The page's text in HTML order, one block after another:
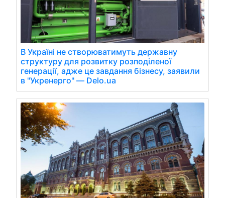
В Україні не створюватимуть державну
структуру для розвитку розподіленої
генерації, адже це завдання бізнесу, заявили
в "Укренерго" — Delo.ua